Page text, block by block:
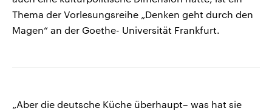
Thema der Vorlesungsreihe „Denken geht durch den
Magen“ an der Goethe- Universität Frankfurt.
„Aber die deutsche Küche überhaupt– was hat sie